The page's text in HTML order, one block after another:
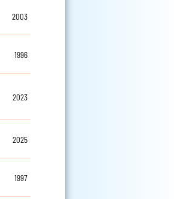
2003
1996
2023
2025
1997